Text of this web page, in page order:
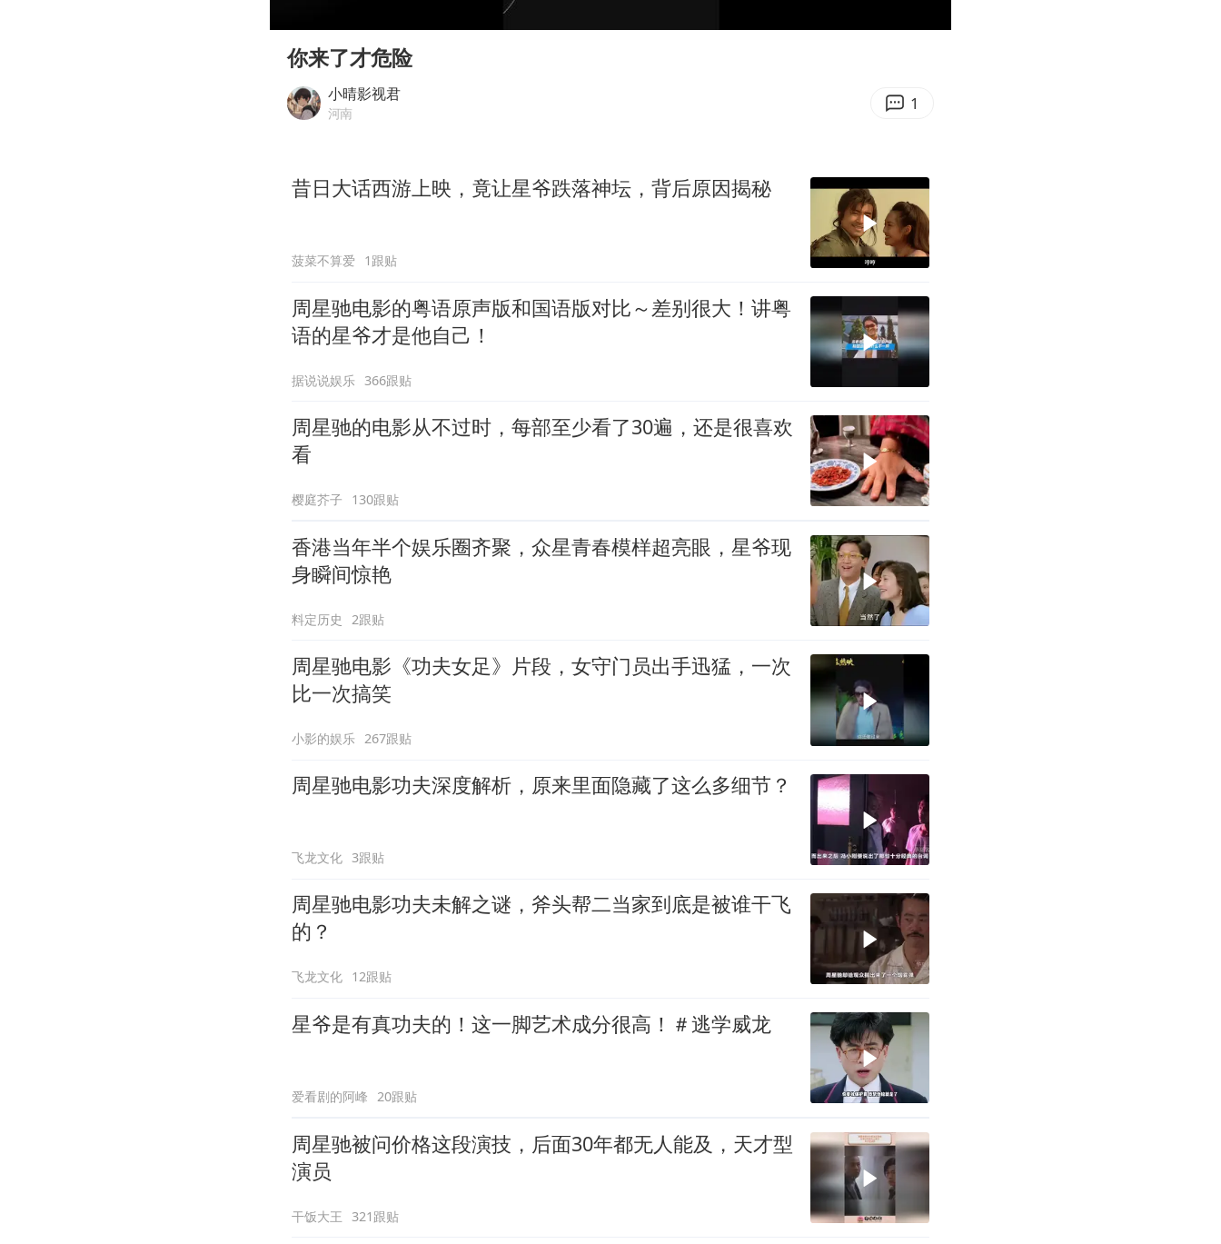
万岁山接盘烂尾恒大文旅城
你来了才危险
小晴影视君
河南 1
昔日大话西游上映，竟让星爷跌落神坛，背后原因揭秘
菠菜不算爱 1跟贴
周星驰电影的粤语原声版和国语版对比～差别很大！讲粤
语的星爷才是他自己！
据说说娱乐 366跟贴
周星驰的电影从不过时，每部至少看了30遍，还是很喜欢
看
樱庭芥子 130跟贴
香港当年半个娱乐圈齐聚，众星青春模样超亮眼，星爷现
身瞬间惊艳
料定历史 2跟贴
周星驰电影《功夫女足》片段，女守门员出手迅猛，一次
比一次搞笑
小影的娱乐 267跟贴
周星驰电影功夫深度解析，原来里面隐藏了这么多细节？
飞龙文化 3跟贴
周星驰电影功夫未解之谜，斧头帮二当家到底是被谁干飞
的？
飞龙文化 12跟贴
星爷是有真功夫的！这一脚艺术成分很高！＃逃学威龙
爱看剧的阿峰 20跟贴
周星驰被问价格这段演技，后面30年都无人能及，天才型
演员
干饭大王 321跟贴